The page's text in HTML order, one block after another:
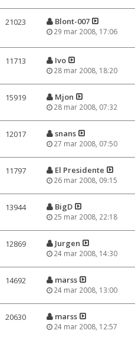
21023 Blont-007
29 mar 2008, 17:06
11713 Ivo
28 mar 2008, 18:20
15919 Mjon
28 mar 2008, 07:32
12017 snans
27 mar 2008, 07:50
11797 El Presidente
26 mar 2008, 09:15
13944 BigD
25 mar 2008, 22:18
12869 Jurgen
24 mar 2008, 14:30
14692 marss
24 mar 2008, 13:00
20630 marss
24 mar 2008, 12:57